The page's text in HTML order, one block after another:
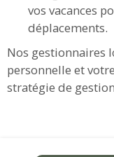
vos vacances
déplacements.
Nos gestionnaires
personnelle et
stratégie de